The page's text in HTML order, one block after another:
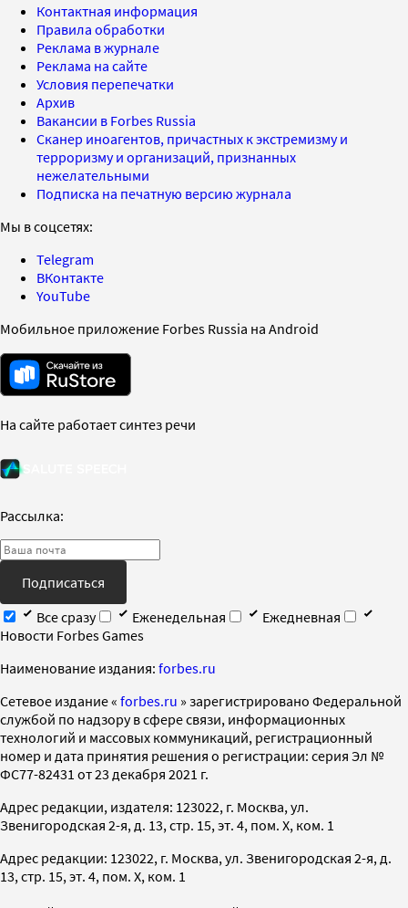
Контактная информация
Правила обработки
Реклама в журнале
Реклама на сайте
Условия перепечатки
Архив
Вакансии в Forbes Russia
Сканер иноагентов, причастных к экстремизму и
терроризму и организаций, признанных
нежелательными
Подписка на печатную версию журнала
Мы в соцсетях:
Telegram
ВКонтакте
YouTube
Мобильное приложение Forbes Russia на Android
На сайте работает синтез речи
Рассылка:
Подписаться
Все сразу
Еженедельная
Ежедневная
Новости Forbes Games
Наименование издания: forbes.ru
Cетевое издание « forbes.ru » зарегистрировано Федеральной
службой по надзору в сфере связи, информационных
технологий и массовых коммуникаций, регистрационный
номер и дата принятия решения о регистрации: серия Эл №
ФС77-82431 от 23 декабря 2021 г.
Адрес редакции, издателя: 123022, г. Москва, ул.
Звенигородская 2-я, д. 13, стр. 15, эт. 4, пом. X, ком. 1
Адрес редакции: 123022, г. Москва, ул. Звенигородская 2-я, д.
13, стр. 15, эт. 4, пом. X, ком. 1